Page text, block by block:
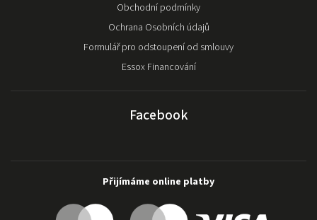
Obchodní podmínky
Ochrana Osobních údajů
Formulář pro odstoupení od smlouvy
Essox Financování
Facebook
Přijímáme online platby